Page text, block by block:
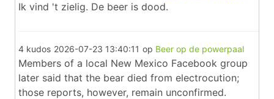
Ik vind 't zielig. De beer is dood.
4 kudos 2026-07-23 13:40:11 op Beer op de powerpaal
Members of a local New Mexico Facebook group
later said that the bear died from electrocution;
those reports, however, remain unconfirmed.